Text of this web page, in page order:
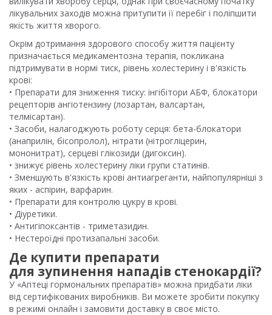
лікувальних заходів можна притупити її перебіг і поліпшити
якість життя хворого.
Окрім дотримання здорового способу життя пацієнту
призначається медикаментозна терапія, покликана
підтримувати в нормі тиск, рівень холестерину і в'язкість
крові:
• Препарати для зниження тиску: інгібітори АБФ, блокатори
рецепторів ангіотензину (лозартан, валсартан,
телмісартан).
• Засоби, налагоджують роботу серця: бета-блокатори
(анаприлін, бісопролол), нітрати (нітрогліцерин,
мононитрат), серцеві глікозиди (дигоксин).
• знижує рівень холестерину ліки групи статинів.
• Зменшують в'язкість крові антиагреганти, найпопулярніші з
яких - аспірин, варфарин.
• Препарати для контролю цукру в крові.
• Діуретики.
• Антигіпоксантів - триметазидин.
• Нестероїдні протизапальні засоби.
Де купити препарати
для зупинення нападів стенокардії?
У «Аптеці гормональних препаратів» можна придбати ліки
від сертифікованих виробників. Ви можете зробити покупку
в режимі онлайн і замовити доставку в своє місто.